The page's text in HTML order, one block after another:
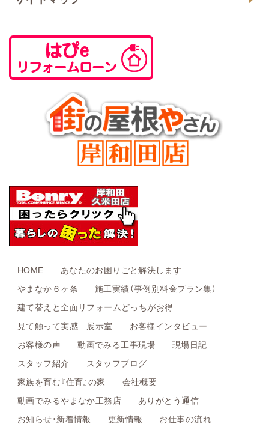
HOME
あなたのお困りごと解決します
やまなか６ヶ条
施工実績（事例別料金プラン集）
建て替えと全面リフォームどっちがお得
見て触って実感 展示室
お客様インタビュー
お客様の声
動画でみる工事現場
現場日記
スタッフ紹介
スタッフブログ
家族を育む『住育』の家
会社概要
動画でみるやまなか工務店
ありがとう通信
お知らせ・新着情報
更新情報
お仕事の流れ